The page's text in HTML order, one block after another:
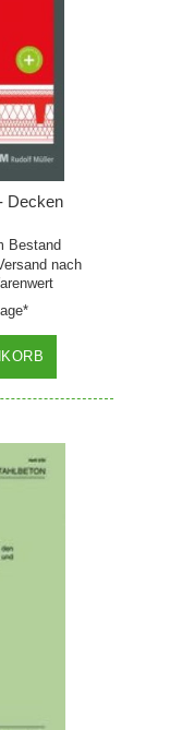
Decken
Bestand
nach